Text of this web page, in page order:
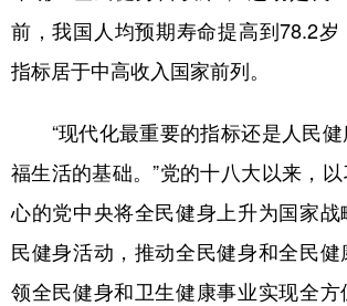
多语种频道
English Español
Русский язык 日本語
Deutsch Português
前，我国人均预期寿命提高到78.2
指标居于中高收入国家前列。
“现代化最重要的指标还是人民健
福生活的基础。”党的十八大以来，
心的党中央将全民健身上升为国家
民健身活动，推动全民健身和全民健
领全民健身和卫生健康事业实现全